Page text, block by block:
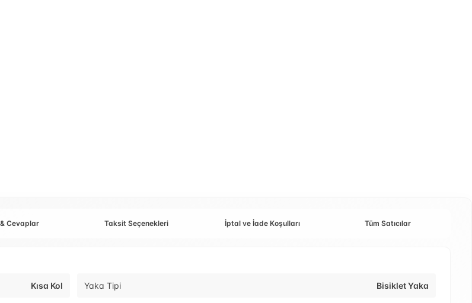
Cevaplar Taksit Seçenekleri İptal ve İade Koşulları Tüm Satıcılar
Kısa Kol Yaka Tipi Bisiklet Yaka